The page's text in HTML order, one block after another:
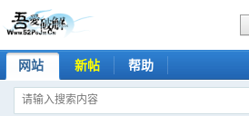
网站 新帖 帮助